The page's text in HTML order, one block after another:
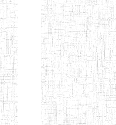
ENIEG PRIVEE
BILINGUE
INCLUSIVE
LOUIS
BRAILLE DU
CJARC